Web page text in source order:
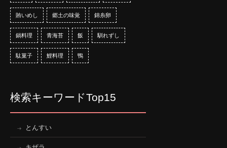
賄いめし 郷土の味覚 錦糸卵
鍋料理 青海苔 飯 馴れずし
駄菓子 鯉料理 鴨
検索キーワードTop15
とんすい